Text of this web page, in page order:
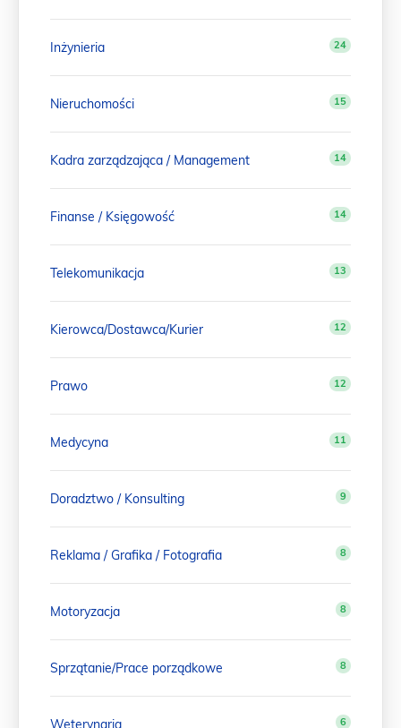
Inżynieria 24
Nieruchomości 15
Kadra zarządzająca / Management 14
Finanse / Księgowość 14
Telekomunikacja 13
Kierowca/Dostawca/Kurier 12
Prawo 12
Medycyna 11
Doradztwo / Konsulting 9
Reklama / Grafika / Fotografia 8
Motoryzacja 8
Sprzątanie/Prace porządkowe 8
Weterynaria 6